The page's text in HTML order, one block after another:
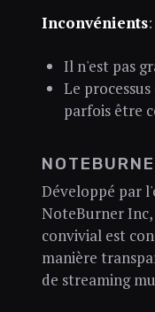
Inconvénients:
Il n'est pas
Le
parfois être
Développé par
NoteBurner
convivial est
manière
de streaming